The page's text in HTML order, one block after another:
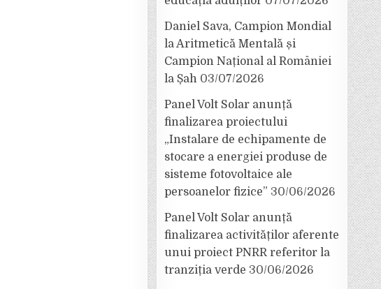
Daniel Sava, Campion Mondial
la Aritmetică Mentală și
Campion Național al României
la Șah 03/07/2026
Panel Volt Solar anunță
finalizarea proiectului
„Instalare de echipamente de
stocare a energiei produse de
sisteme fotovoltaice ale
persoanelor fizice” 30/06/2026
Panel Volt Solar anunță
finalizarea activităților aferente
unui proiect PNRR referitor la
tranziția verde 30/06/2026